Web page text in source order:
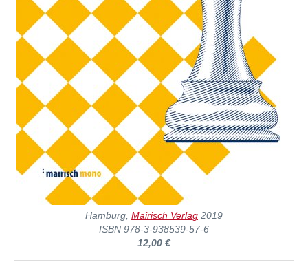
Hamburg, Mairisch Verlag 2019
ISBN 978-3-938539-57-6
12,00 €